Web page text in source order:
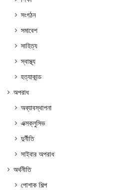
সংগঠন
সমাবেশ
সাহিত্য
স্বাস্থ্য
হত্যাকান্ড
অপরাধ
অব্যাবস্থাপনা
এক্সক্লুসিভ
দুর্নীতি
সাইবার অপরাধ
অর্থনীতি
পোশাক শিল্প